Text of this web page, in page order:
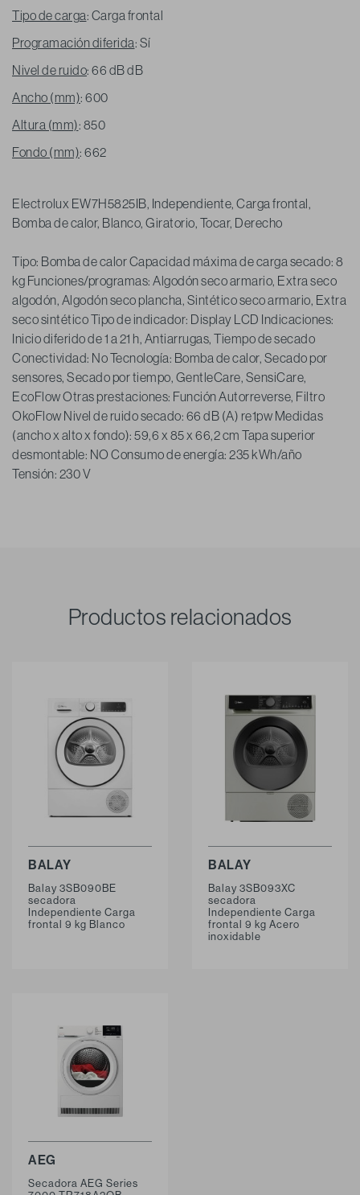
Tipo de carga: Carga frontal
Programación diferida: Sí
Nivel de ruido: 66 dB dB
Ancho (mm): 600
Altura (mm): 850
Fondo (mm): 662
Electrolux EW7H5825IB, Independiente, Carga frontal,
Bomba de calor, Blanco, Giratorio, Tocar, Derecho
Tipo: Bomba de calor Capacidad máxima de carga secado: 8
kg Funciones/programas: Algodón seco armario, Extra seco
algodón, Algodón seco plancha, Sintético seco armario, Extra
seco sintético Tipo de indicador: Display LCD Indicaciones:
Inicio diferido de 1 a 21 h, Antiarrugas, Tiempo de secado
Conectividad: No Tecnología: Bomba de calor, Secado por
sensores, Secado por tiempo, GentleCare, SensiCare,
EcoFlow Otras prestaciones: Función Autorreverse, Filtro
OkoFlow Nivel de ruido secado: 66 dB (A) re1pw Medidas
(ancho x alto x fondo): 59,6 x 85 x 66,2 cm Tapa superior
desmontable: NO Consumo de energía: 235 kWh/año
Tensión: 230 V
Productos relacionados
BALAY
Balay 3SB090BE
secadora
Independiente Carga
frontal 9 kg Blanco
BALAY
Balay 3SB093XC
secadora
Independiente Carga
frontal 9 kg Acero
inoxidable
AEG
Secadora AEG Series